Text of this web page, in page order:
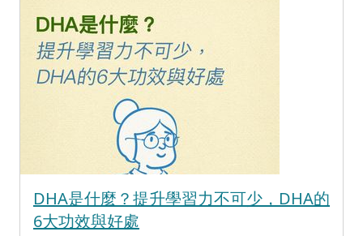
DHA是什麼？提升學習力不可少，DHA的
6大功效與好處